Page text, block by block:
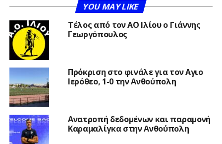
YOU MAY LIKE
Τέλος από τον ΑΟ Ιλίου ο Γιάννης
Γεωργόπουλος
Πρόκριση στο φινάλε για τον Αγιο
Ιερόθεο, 1-0 την Ανθούπολη
Ανατροπή δεδομένων και παραμονή
Καραμαλίγκα στην Ανθούπολη